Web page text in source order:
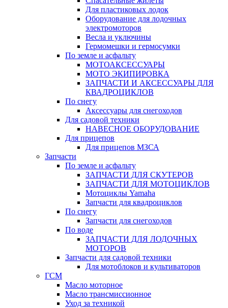
Для пластиковых лодок
Оборудование для лодочных
электромоторов
Весла и уключины
Гермомешки и гермосумки
По земле и асфальту
МОТОАКСЕССУАРЫ
МОТО ЭКИПИРОВКА
ЗАПЧАСТИ И АКСЕССУАРЫ ДЛЯ
КВАДРОЦИКЛОВ
По снегу
Аксессуары для снегоходов
Для садовой техники
НАВЕСНОЕ ОБОРУДОВАНИЕ
Для прицепов
Для прицепов МЗСА
Запчасти
По земле и асфальту
ЗАПЧАСТИ ДЛЯ СКУТЕРОВ
ЗАПЧАСТИ ДЛЯ МОТОЦИКЛОВ
Мотоциклы Yamaha
Запчасти для квадроциклов
По снегу
Запчасти для снегоходов
По воде
ЗАПЧАСТИ ДЛЯ ЛОДОЧНЫХ
МОТОРОВ
Запчасти для садовой техники
Для мотоблоков и культиваторов
ГСМ
Масло моторное
Масло трансмиссионное
Уход за техникой